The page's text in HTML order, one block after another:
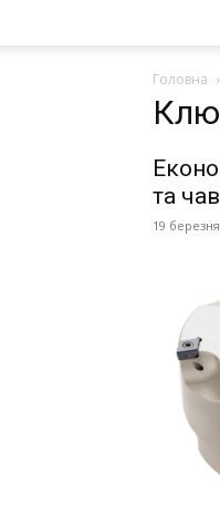
Головна
та
19